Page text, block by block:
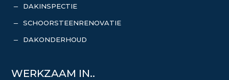
K DAKINSPECTIE
K SCHOORSTEENRENOVATIE
K DAKONDERHOUD
WERKZAAM IN..